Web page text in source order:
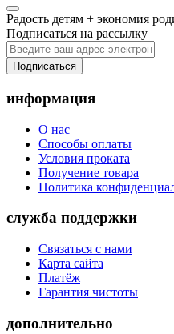
Радость детям + экономия
Подписаться на рассылку
Подписаться
информация
О нас
Способы оплаты
Условия проката
Получение товара
Политика
служба поддержки
Связаться с нами
Карта сайта
Платёж
Гарантия чистоты
дополнительно